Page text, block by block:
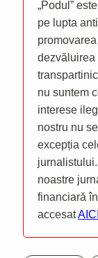
„Podul”
pe lupta
dezvăluirea
nu suntem
interese
nostru nu
excepția
noastre
financiară
accesatAICI